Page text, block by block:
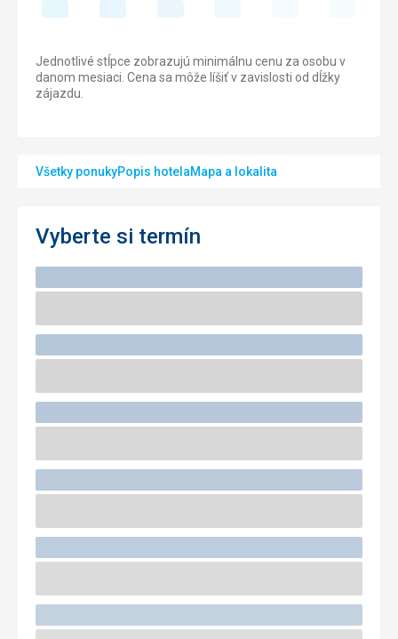
Jednotlivé stĺpce zobrazujú minimálnu cenu za osobu v
danom mesiaci. Cena sa môže líšiť v zavislosti od dĺžky
zájazdu.
Všetky ponukyPopis hotelaMapa a lokalita
Vyberte si termín